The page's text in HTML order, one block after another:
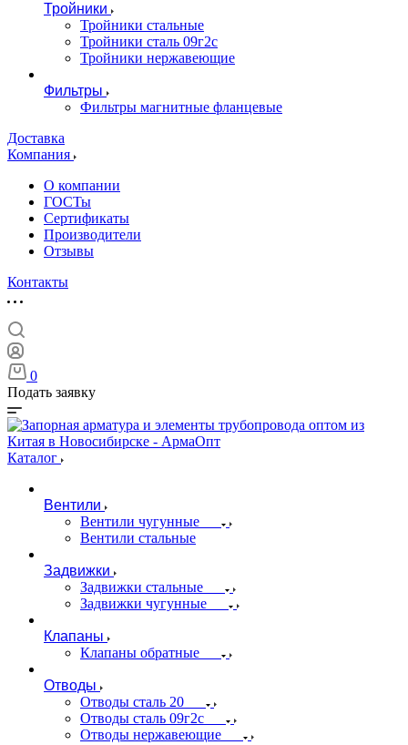
Тройники
Тройники стальные
Тройники сталь 09г2с
Тройники нержавеющие
Фильтры
Фильтры магнитные фланцевые
Доставка
Компания
О компании
ГОСТы
Сертификаты
Производители
Отзывы
Контакты
0
Подать заявку
Каталог
Вентили
Вентили чугунные
Вентили стальные
Задвижки
Задвижки стальные
Задвижки чугунные
Клапаны
Клапаны обратные
Отводы
Отводы сталь 20
Отводы сталь 09г2с
Отводы нержавеющие